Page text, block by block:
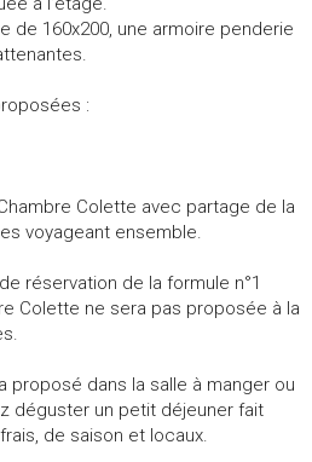
de 160x200, une armoire penderie
:
Colette avec partage de la
voyageant ensemble.
réservation de la formule n°1
Colette ne sera pas proposée à la
proposé dans la salle à manger ou
déguster un petit déjeuner fait
de saison et locaux.